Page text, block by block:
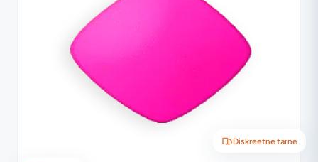
Diskreetne tarne